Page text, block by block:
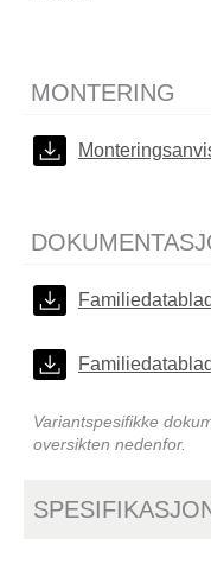
MONTERING
Variantspesifikke
oversikten nedenfor.